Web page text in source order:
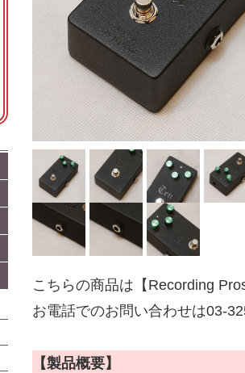
こちらの商品は【Recording
お電話でのお問い合わせは03-
【製品概要】